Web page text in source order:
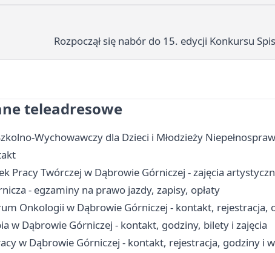
Rozpoczął się nabór do 15. edycji Konkursu
teleadresowe
Wychowawczy dla Dzieci i Młodzieży
Pracy Twórczej w Dąbrowie Górniczej - zajęcia
- egzaminy na prawo jazdy, zapisy, opłaty
Onkologii w Dąbrowie Górniczej - kontakt, rejestracja,
w Dąbrowie Górniczej - kontakt, godziny, bilety i zajęcia
w Dąbrowie Górniczej - kontakt, rejestracja, godziny i